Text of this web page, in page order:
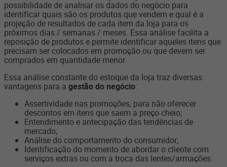
possibilidade de analisar os dados do negócio para
identificar quais são os produtos que vendem e qual é a
projeção de resultados de cada item da loja para os
próximos dias / semanas / meses. Essa análise facilita a
reposição de produtos e permite identificar aqueles itens que
precisam ser colocados em promoção ou que devem ser
comprados em quantidade menor.
Essa análise constante do estoque da loja traz diversas
vantagens para a gestão do negócio:
Assertividade nas promoções, para não oferecer
descontos em itens que saem a preço cheio;
Entendimento e antecipação das tendências de
mercado;
Análise do comportamento do consumidor;
Identificação do momento de abordar o cliente com
serviços extras ou com a troca das lentes/armações.